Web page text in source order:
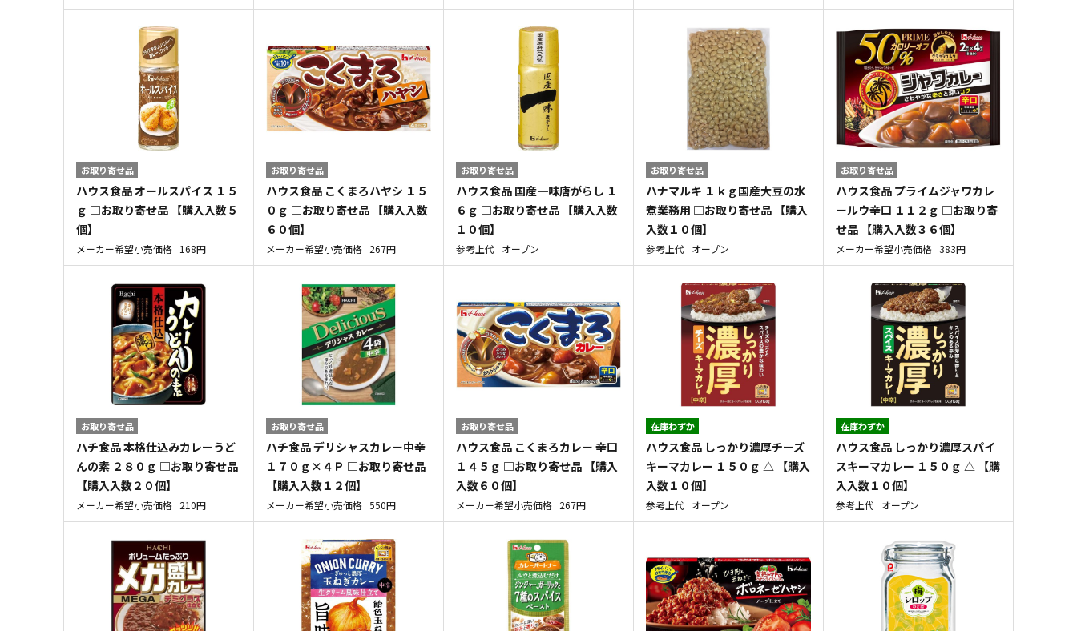
お取り寄せ品
ハウス食品 オールスパイス １５
ｇ □お取り寄せ品 【購入入数５
個】
メーカー希望小売価格 168円
お取り寄せ品
ハウス食品 こくまろハヤシ １５
０ｇ □お取り寄せ品 【購入入数
６０個】
メーカー希望小売価格 267円
お取り寄せ品
ハウス食品 国産一味唐がらし １
６ｇ □お取り寄せ品 【購入入数
１０個】
参考上代 オープン
お取り寄せ品
ハナマルキ １ｋｇ国産大豆の水
煮業務用 □お取り寄せ品 【購入
入数１０個】
参考上代 オープン
お取り寄せ品
ハウス食品 プライムジャワカレ
ールウ辛口 １１２ｇ □お取り寄
せ品 【購入入数３６個】
メーカー希望小売価格 383円
お取り寄せ品
ハチ食品 本格仕込みカレーうど
んの素 ２８０ｇ □お取り寄せ品
【購入入数２０個】
メーカー希望小売価格 210円
お取り寄せ品
ハチ食品 デリシャスカレー中辛
１７０ｇ×４Ｐ □お取り寄せ品
【購入入数１２個】
メーカー希望小売価格 550円
お取り寄せ品
ハウス食品 こくまろカレー 辛口
１４５ｇ □お取り寄せ品 【購入
入数６０個】
メーカー希望小売価格 267円
在庫わずか
ハウス食品 しっかり濃厚チーズ
キーマカレー １５０ｇ △ 【購入
入数１０個】
参考上代 オープン
在庫わずか
ハウス食品 しっかり濃厚スパイ
スキーマカレー １５０ｇ △ 【購
入入数１０個】
参考上代 オープン